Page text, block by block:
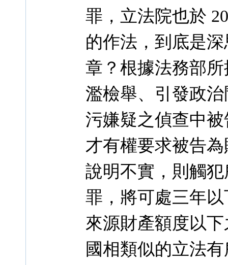
罪，立法院也於
的作法，到底是
章？根據法務部
濫檢舉、引發政
污嫌疑之偵查中
才有權要求被告
說明不實，則觸
罪，將可處三年
來源財產額度以
國相類似的立法